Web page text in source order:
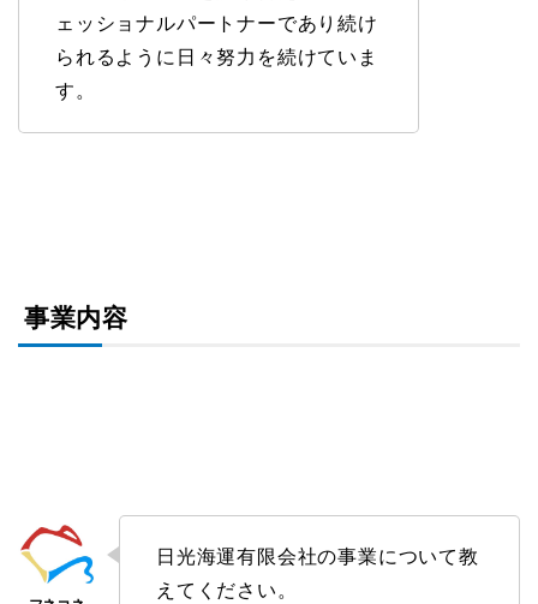
ェッショナルパートナーであり続け
られるように日々努力を続けていま
す。
事業内容
日光海運有限会社の事業について教
えてください。